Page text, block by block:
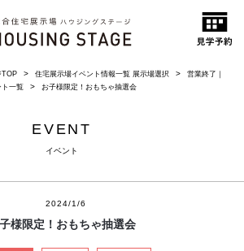
TOP 住宅展示場イベント情報一覧 展示場選択
営業終了｜
ト一覧
お子様限定！おもちゃ抽選会
EVENT
イベント
2024/1/6
様限定！おもちゃ抽選会